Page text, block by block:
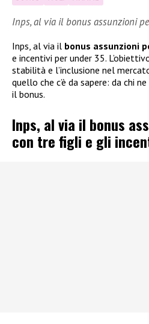
Inps, al via il bonus assunzioni
Inps, al via il bonus assunzioni
e incentivi per under 35.
stabilità e l’inclusione nel
quello che c’è da sapere: da chi
il bonus.
Inps, al via il bonus
con tre figli e gli